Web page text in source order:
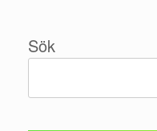
Sök